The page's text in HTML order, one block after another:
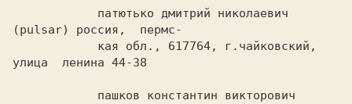
(pulsar) россия,  пермс-
улица  ленина 44-38